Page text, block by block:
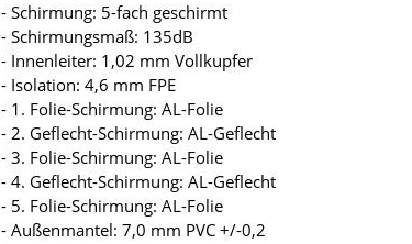
- Schirmung: 5-fach geschirmt
- Schirmungsmaß: 135dB
- Innenleiter: 1,02 mm Vollkupfer
- Isolation: 4,6 mm FPE
- 1. Folie-Schirmung: AL-Folie
- 2. Geflecht-Schirmung: AL-Geflecht
- 3. Folie-Schirmung: AL-Folie
- 4. Geflecht-Schirmung: AL-Geflecht
- 5. Folie-Schirmung: AL-Folie
- Außenmantel: 7,0 mm PVC +/-0,2